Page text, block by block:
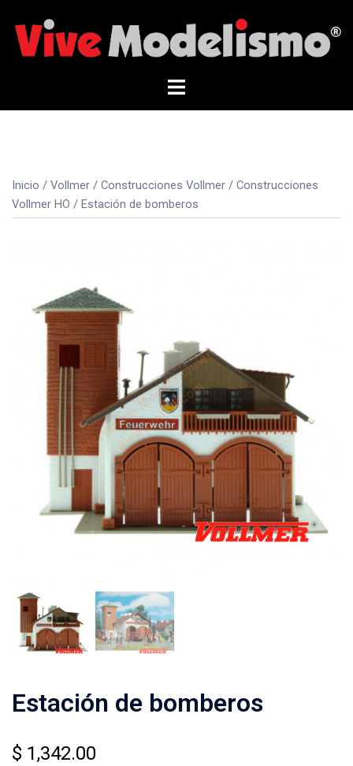
contenido
Alternar
Inicio / Vollmer / Construcciones Vollmer / Construcciones
Vollmer HO / Estación de bomberos
Estación de bomberos
$ 1,342.00